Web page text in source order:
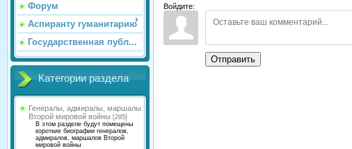
Форум
Аспиранту гуманитарию
Государственная публ...
Категории раздела
Генералы, адмиралы, маршалы
Второй мировой войны [295]
В этом разделе будут помещены
короткие биографии генералов,
адмиралов, маршалов Второй
мировой войны
Войдите:
Отправить